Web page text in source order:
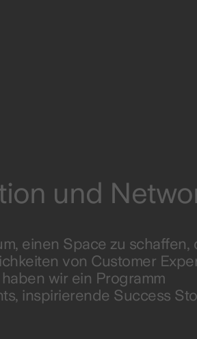
und
einen Space zu schaffen,
von Customer
wir ein Programm
inspirierende Success